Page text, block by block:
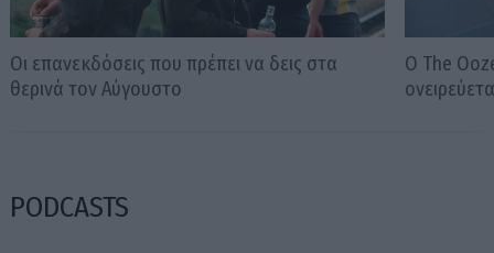
Οι επανεκδόσεις που πρέπει να δεις στα
θερινά τον Αύγουστο
Ο The
PODCASTS